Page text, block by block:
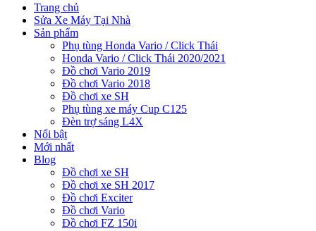
Trang chủ
Sửa Xe Máy Tại Nhà
Sản phẩm
Phụ tùng Honda Vario / Click Thái
Honda Vario / Click Thái 2020/2021
Đồ chơi Vario 2019
Đồ chơi Vario 2018
Đồ chơi xe SH
Phụ tùng xe máy Cup C125
Đèn trợ sáng L4X
Nổi bật
Mới nhất
Blog
Đồ chơi xe SH
Đồ chơi xe SH 2017
Đồ chơi Exciter
Đồ chơi Vario
Đồ chơi FZ 150i